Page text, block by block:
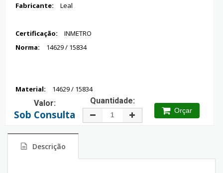
Fabricante:
Leal
Certificação:
INMETRO
Norma:
14629 / 15834
Material: 14629 / 15834
Valor:
Sob Consulta
Quantidade:
Orçar
Descrição